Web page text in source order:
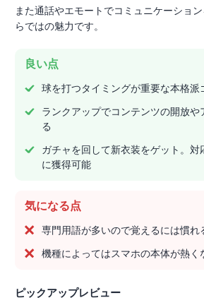
また通話やエモートでコミュニケーショ
らではの魅力です。
良い点
球を打つタイミングが重要な本格派
ランクアップでコンテンツの開放や
る
ガチャを回して新衣装をゲット。対
に獲得可能
気になる点
専門用語が多いので覚えるには慣れ
機種によってはスマホの本体が熱く
ピックアップレビュー